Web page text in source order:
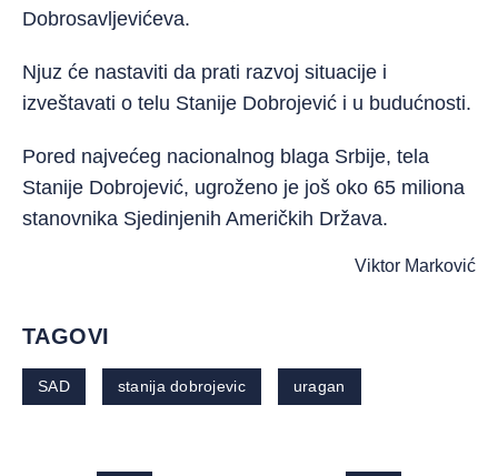
Dobrosavljevićeva.
Njuz će nastaviti da prati razvoj situacije i
izveštavati o telu Stanije Dobrojević i u budućnosti.
Pored najvećeg nacionalnog blaga Srbije, tela
Stanije Dobrojević, ugroženo je još oko 65 miliona
stanovnika Sjedinjenih Američkih Država.
Viktor Marković
TAGOVI
SAD stanija dobrojevic uragan